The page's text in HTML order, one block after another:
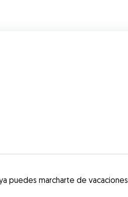
puedes marcharte de vacaciones